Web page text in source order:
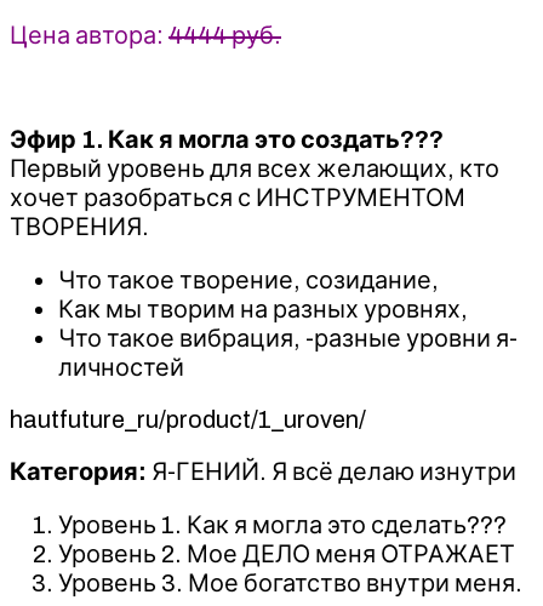
Цена автора: 4444 руб.
Эфир 1. Как я могла это создать???
Первый уровень для всех желающих, кто
хочет разобраться с ИНСТРУМЕНТОМ
ТВОРЕНИЯ.
Что такое творение, созидание,
Как мы творим на разных уровнях,
Что такое вибрация, -разные уровни я-
личностей
hautfuture_ru/product/1_uroven/
Категория: Я-ГЕНИЙ. Я всё делаю изнутри
Уровень 1. Как я могла это сделать???
Уровень 2. Мое ДЕЛО меня ОТРАЖАЕТ
Уровень 3. Мое богатство внутри меня.